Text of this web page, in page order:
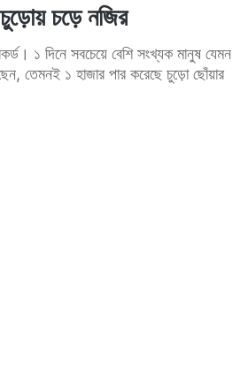
চড়ে নজির
১ দিনে সবচেয়ে বেশি সংখ্যক মানুষ যেমন
তেমনই ১ হাজার পার করেছে চুড়ো ছোঁয়ার